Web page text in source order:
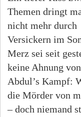
Themen dringt
nicht mehr durch
Versickern im
Merz sei seit
keine Ahnung
Abdul’s Kampf:
die Mörder von
– doch niemand